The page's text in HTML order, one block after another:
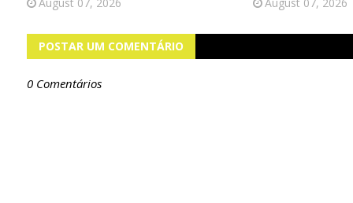
POSTAR UM COMENTÁRIO
0 Comentários